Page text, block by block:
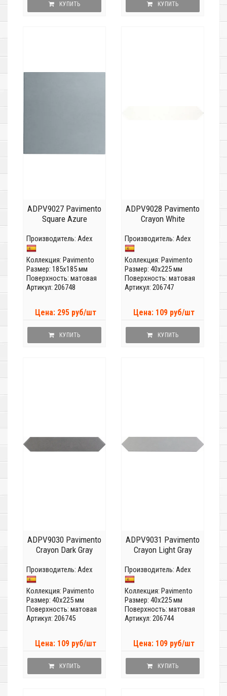
КУПИТЬ КУПИТЬ
ADPV9027 Pavimento
Square Azure
Производитель: Adex
Коллекция: Pavimento
Размер: 185x185 мм
Поверхность: матовая
Артикул: 206748
Цена: 295 руб/шт
КУПИТЬ
ADPV9028 Pavimento
Crayon White
Производитель: Adex
Коллекция: Pavimento
Размер: 40x225 мм
Поверхность: матовая
Артикул: 206747
Цена: 109 руб/шт
КУПИТЬ
ADPV9030 Pavimento
Crayon Dark Gray
Производитель: Adex
Коллекция: Pavimento
Размер: 40x225 мм
Поверхность: матовая
Артикул: 206745
Цена: 109 руб/шт
КУПИТЬ
ADPV9031 Pavimento
Crayon Light Gray
Производитель: Adex
Коллекция: Pavimento
Размер: 40x225 мм
Поверхность: матовая
Артикул: 206744
Цена: 109 руб/шт
КУПИТЬ